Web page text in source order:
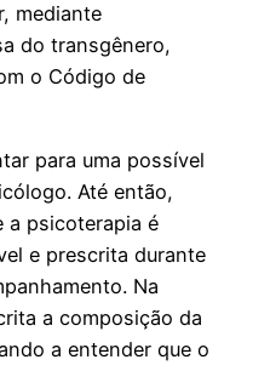
mediante
do transgênero,
o Código de
para uma possível
Até então,
a psicoterapia é
e prescrita durante
Na
a composição da
a entender que o